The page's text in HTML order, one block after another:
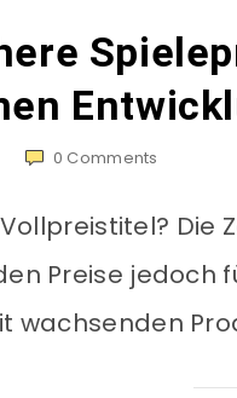
0 Comments
Die
Preise
wachsenden